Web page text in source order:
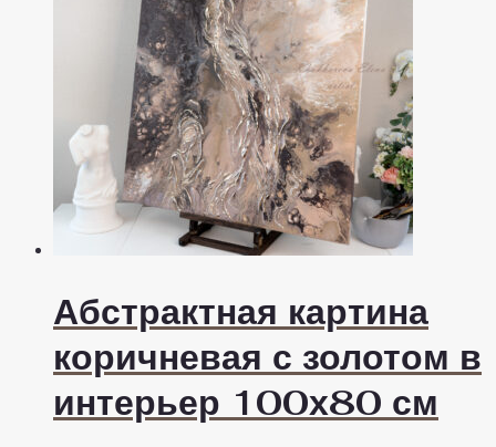
Абстрактная картина
коричневая с золотом в
интерьер 100х80 см